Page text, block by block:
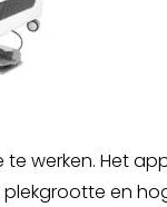
te werken. Het
en